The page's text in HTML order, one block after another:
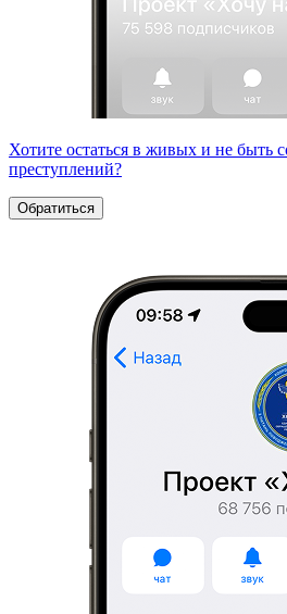
Хотите остаться в живых и не быть
преступлений?
Обратиться